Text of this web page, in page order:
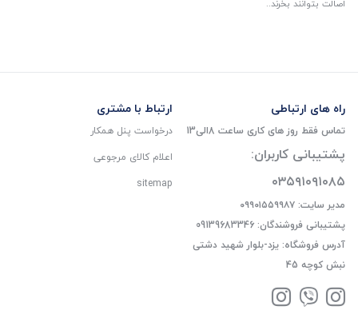
اصالت بتوانند بخرند..
راه های ارتباطی
تماس فقط روز های کاری ساعت 8الی13
پشتیبانی کاربران:
۰۳۵۹۱۰۹۱۰۸۵
مدیر سایت: ۰۹۹۰۱۵۵۹۹۸۷
پشتیبانی فروشندگان: 09139683346
آدرس فروشگاه: یزد-بلوار شهید دشتی
نبش کوچه 45
ارتباط با مشتری
درخواست پنل همکار
اعلام کالای مرجوعی
sitemap